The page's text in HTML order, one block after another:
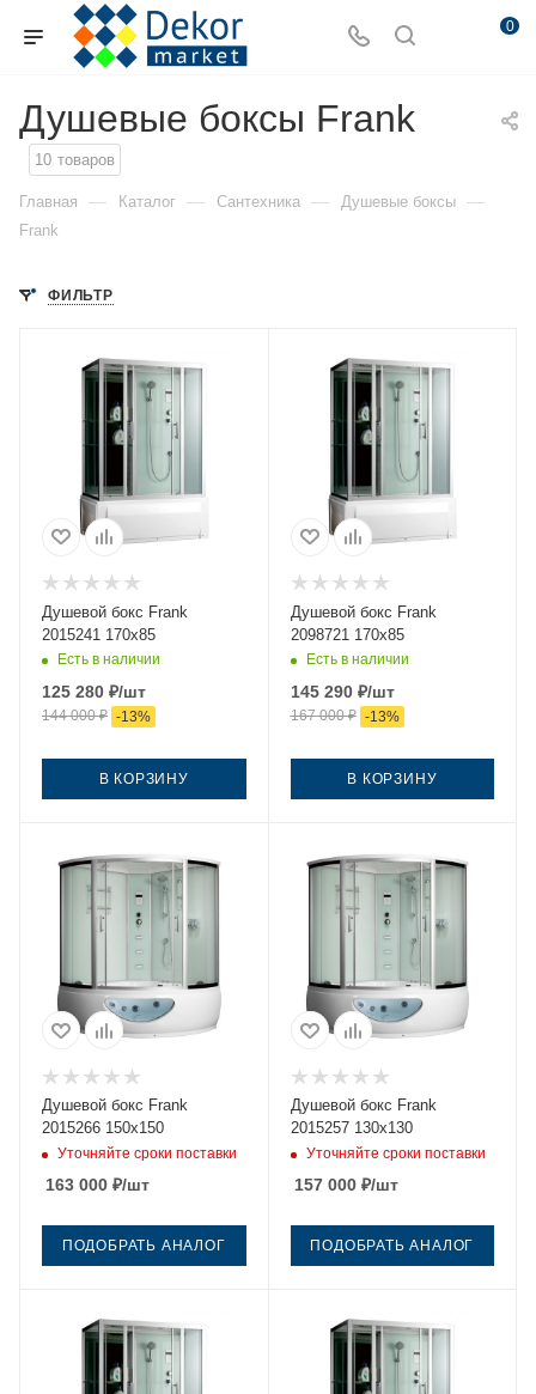
0
Душевые боксы Frank
10 товаров
Главная — Каталог — Сантехника — Душевые боксы —
Frank
ФИЛЬТР
Душевой бокс Frank
2015241 170х85
Есть в наличии
125 280 ₽/шт
144 000₽ -13%
В КОРЗИНУ
Душевой бокс Frank
2098721 170х85
Есть в наличии
145 290₽/шт
167 000₽ -13%
В КОРЗИНУ
Душевой бокс Frank
2015266 150х150
Уточняйте сроки поставки
163 000 ₽/шт
ПОДОБРАТЬ АНАЛОГ
Душевой бокс Frank
2015257 130х130
Уточняйте сроки поставки
157 000₽/шт
ПОДОБРАТЬ АНАЛОГ